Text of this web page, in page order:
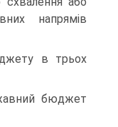
напрямів
в трьох
бюджет